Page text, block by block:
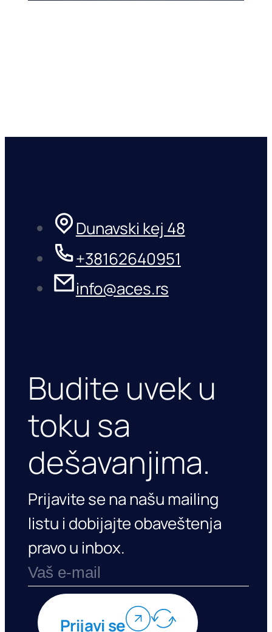
Dunavski kej 48
+38162640951
info@aces.rs
Budite uvek u
toku sa
dešavanjima.
Prijavite se na našu mailing
listu i dobijajte obaveštenja
pravo u inbox.
Prijavi se